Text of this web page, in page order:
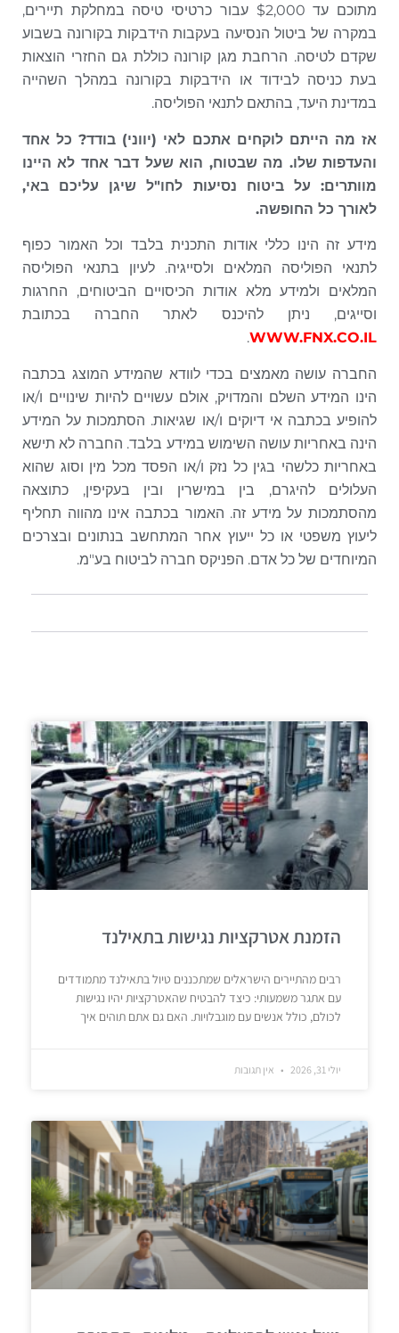
מתוכם עד $2,000 עבור כרטיסי טיסה במחלקת תיירים,
במקרה של ביטול הנסיעה בעקבות הידבקות בקורונה בשבוע
שקדם לטיסה. הרחבת מגן קורונה כוללת גם החזרי הוצאות
בעת כניסה לבידוד או הידבקות בקורונה במהלך השהייה
במדינת היעד, בהתאם לתנאי הפוליסה.
אז מה הייתם לוקחים אתכם לאי (יווני) בודד? כל אחד
והעדפות שלו. מה שבטוח, הוא שעל דבר אחד לא היינו
מוותרים: על ביטוח נסיעות לחו"ל שיגן עליכם באי,
לאורך כל החופשה.
מידע זה הינו כללי אודות התכנית בלבד וכל האמור כפוף
לתנאי הפוליסה המלאים ולסייגיה. לעיון בתנאי הפוליסה
המלאים ולמידע מלא אודות הכיסויים הביטוחים, החרגות
וסייגים, ניתן להיכנס לאתר החברה בכתובת
WWW.FNX.CO.IL
.
החברה עושה מאמצים בכדי לוודא שהמידע המוצג בכתבה
הינו המידע השלם והמדויק, אולם עשויים להיות שינויים ו/או
להופיע בכתבה אי דיוקים ו/או שגיאות. הסתמכות על המידע
הינה באחריות עושה השימוש במידע בלבד. החברה לא תישא
באחריות כלשהי בגין כל נזק ו/או הפסד מכל מין וסוג שהוא
העלולים להיגרם, בין במישרין ובין בעקיפין, כתוצאה
מהסתמכות על מידע זה. האמור בכתבה אינו מהווה תחליף
ליעוץ משפטי או כל ייעוץ אחר המתחשב בנתונים ובצרכים
המיוחדים של כל אדם. הפניקס חברה לביטוח בע"מ.
הזמנת אטרקציות נגישות בתאילנד
רבים מהתיירים הישראלים שמתכננים טיול בתאילנד מתמודדים
עם אתגר משמעותי: כיצד להבטיח שהאטרקציות יהיו נגישות
לכולם, כולל אנשים עם מוגבלויות. האם גם אתם תוהים איך
יולי 31, 2026 אין תגובות